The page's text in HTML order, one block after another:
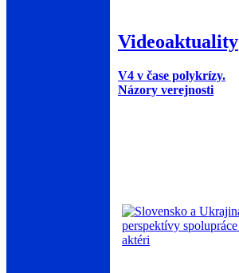
Videoaktuality
V4 v čase polykrízy.
Názory verejnosti